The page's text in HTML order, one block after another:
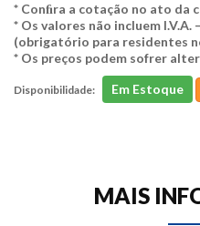
* Conﬁra a cotação no ato da
* Os valores não incluem
(obrigatório para residentes
* Os preços podem sofrer
Disponibilidade: Em Estoque
MAIS